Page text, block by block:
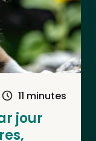
11 minutes
jour